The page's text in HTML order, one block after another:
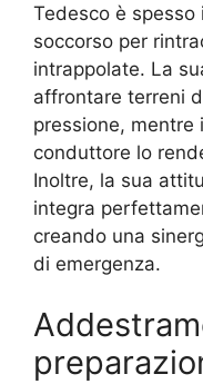
Tedesco è
soccorso per
intrappolate. La
affrontare terreni
pressione, mentre
conduttore lo
Inoltre, la sua
integra
creando una
di emergenza.